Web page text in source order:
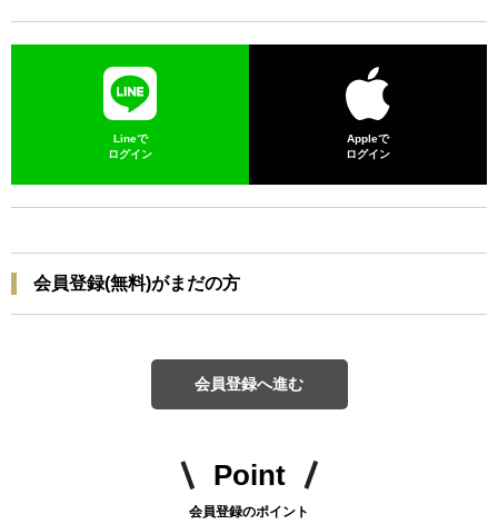
Lineで
ログイン
Appleで
ログイン
会員登録(無料)がまだの方
会員登録へ進む
Point
会員登録のポイント